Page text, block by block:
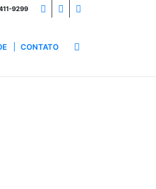
9299
CONTATO